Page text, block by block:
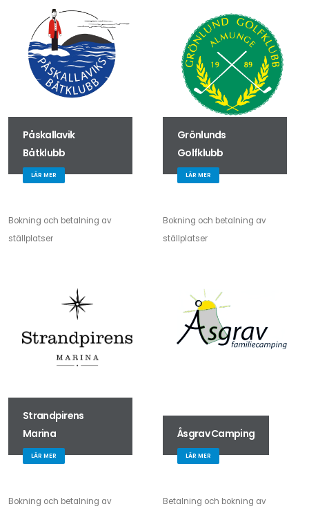
Påskallavik
Båtklubb
LÄR MER
Bokning och betalning av
ställplatser
Grönlunds
Golfklubb
LÄR MER
Bokning och betalning av
ställplatser
Strandpirens
Marina
LÄR MER
Bokning och betalning av
Åsgrav Camping
LÄR MER
Betalning och bokning av